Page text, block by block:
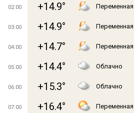
02:00 +14.9°
03:00 +14.9°
04:00 +14.7°
05:00 +14.4° Облачно
06:00 +15.3° Облачно
07:00 +16.4°